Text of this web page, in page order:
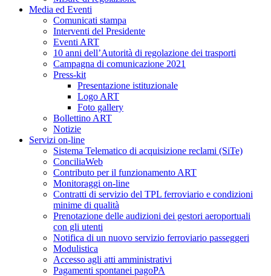
Media ed Eventi
Comunicati stampa
Interventi del Presidente
Eventi ART
10 anni dell’Autorità di regolazione dei trasporti
Campagna di comunicazione 2021
Press-kit
Presentazione istituzionale
Logo ART
Foto gallery
Bollettino ART
Notizie
Servizi on-line
Sistema Telematico di acquisizione reclami (SiTe)
ConciliaWeb
Contributo per il funzionamento ART
Monitoraggi on-line
Contratti di servizio del TPL ferroviario e condizioni
minime di qualità
Prenotazione delle audizioni dei gestori aeroportuali
con gli utenti
Notifica di un nuovo servizio ferroviario passeggeri
Modulistica
Accesso agli atti amministrativi
Pagamenti spontanei pagoPA